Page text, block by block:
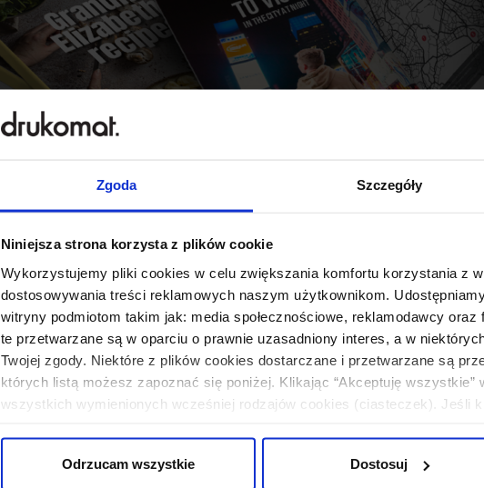
Zgoda Szczegóły
Niniejsza strona korzysta z plików cookie
Wykorzystujemy pliki cookies w celu zwiększania komfortu korzystania z
dostosowywania treści reklamowych naszym użytkownikom.
witryny podmiotom takim jak: media społecznościowe, reklamodawcy
te przetwarzane są w oparciu o prawnie uzasadniony interes, a w
Twojej zgody. Niektóre z plików cookies dostarczane i przetwarzane są
których listą możesz zapoznać się poniżej. Klikając “Akceptuję
wszystkich wymienionych wcześniej rodzajów cookies (ciasteczek). Jeśli
Odrzucam wszystkie
Dostosuj